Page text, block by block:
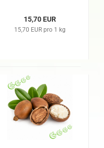
15,70 EUR
15,70 EUR pro 1 kg